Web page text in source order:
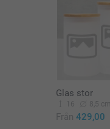
Glas stor
16 8,5 cm
Från 429,00